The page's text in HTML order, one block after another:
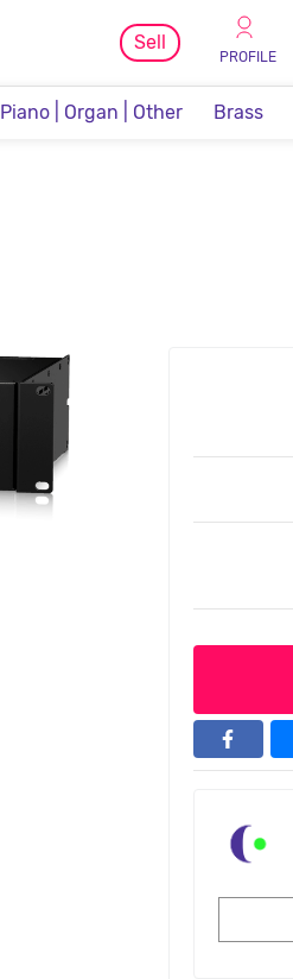
Sell
PROFILE
Piano | Organ | Other Brass